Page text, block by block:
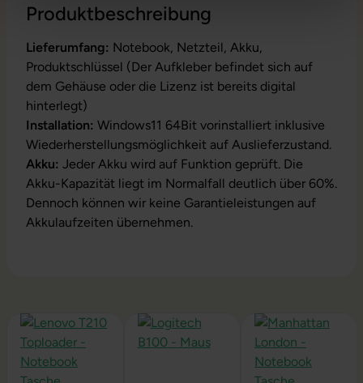
Produktbeschreibung
Lieferumfang: Notebook, Netzteil, Akku,
Produktschlüssel (Der Aufkleber befindet sich auf
dem Gehäuse oder die Lizenz ist bereits digital
hinterlegt)
Installation: Windows11 64Bit vorinstalliert inklusive
Wiederherstellungsmöglichkeit auf Auslieferzustand.
Akku: Jeder Akku wird auf Funktion geprüft. Die
Akku-Kapazität liegt im Normalfall deutlich über 60%.
Dennoch können wir keine Garantieleistungen auf
Akkulaufzeiten übernehmen.
Produktgalerie überspringen